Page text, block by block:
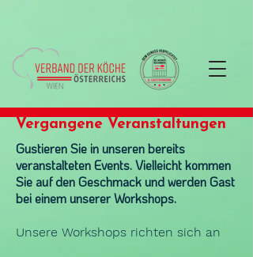
Vergangene Veranstaltungen
Gustieren Sie in unseren bereits
veranstalteten Events. Vielleicht kommen
Sie auf den Geschmack und werden Gast
bei einem unserer Workshops.
Unsere Workshops richten sich an